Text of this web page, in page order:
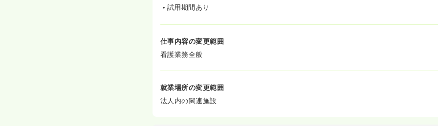
試用期間あり
仕事内容の変更範囲
看護業務全般
就業場所の変更範囲
法人内の関連施設